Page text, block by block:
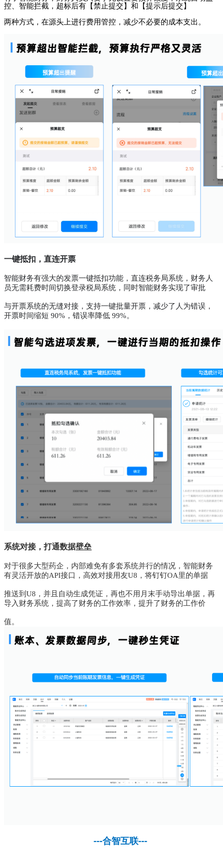
控、智能拦截，超标后有【禁止提交】和【提示后提交】
两种方式，在源头上进行费用管控， 减少不必要的成本支出。
一键抵扣，直连开票
智能财务有强大的发票一键抵扣功能，直连税务局系统，财务人
员无需耗费时间切换登录税局系统，同时智能财务实现了审批
与开票系统的无缝对接，支持一键批量开票，减少了人为错误，
开票时间缩短 90%，错误率降低 99%。
系统对接，打通数据壁垒
对于很多大型药企，内部难免有多套系统并行的情况，智能财务
有灵活开放的API接口，高效对接用友U8，将钉钉OA里的单据
推送到U8， 并且自动生成凭证， 再也不用月末手动导出单据，再
导入财务系统，提高了财务的工作效率，提升了财务的工作价
值。
---合智互联---